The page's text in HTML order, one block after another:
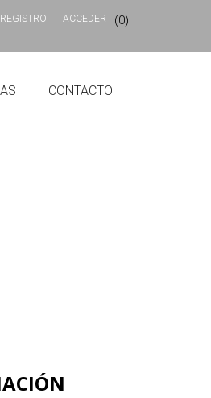
REGISTRO ACCEDER (0)
CONTACTO